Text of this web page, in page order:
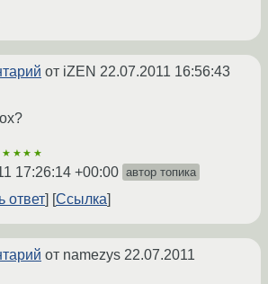
от iZEN 22.07.2011 16:56:43
★★★★
17:26:14 +00:00 автор топика
ответ Ссылка
от namezys 22.07.2011